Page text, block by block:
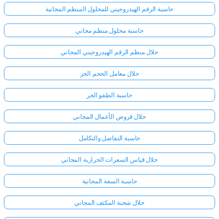
توجد
بعد
اطرح
سؤالك
الأول
حاسبة الرقم الهيدروجيني للمحلول المنظم المجانية
حاسبة محلول منظم مجاني
حلال منظم الرقم الهيدروجيني المجاني
حلال معامل الحجم الحر
حاسبة الطفو الحر
حلال قروض الأعمال المجاني
حاسبة التفاضل والتكامل
حلال قياس السعرات الحرارية المجاني
حاسبة السعة المجانية
حلال شحنة المكثف المجاني